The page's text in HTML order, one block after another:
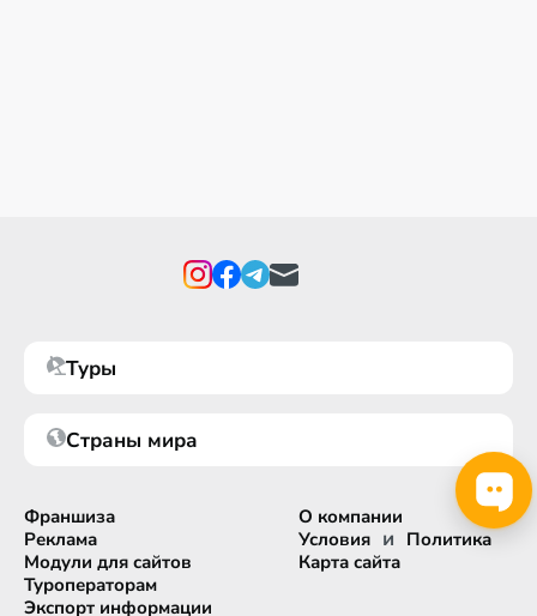
Туры
Страны мира
Франшиза
Реклама
Модули для сайтов
Туроператорам
Экспорт информации
О компании
Условия и Политика
Карта сайта